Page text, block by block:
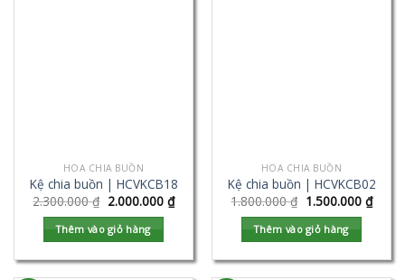
HOA CHIA BUỒN
Kệ chia buồn | HCVKCB18
2.300.000₫ 2.000.000 ₫
Thêm vào giỏ hàng
HOA CHIA BUỒN
Kệ chia buồn | HCVKCB02
1.800.000₫ 1.500.000 ₫
Thêm vào giỏ hàng